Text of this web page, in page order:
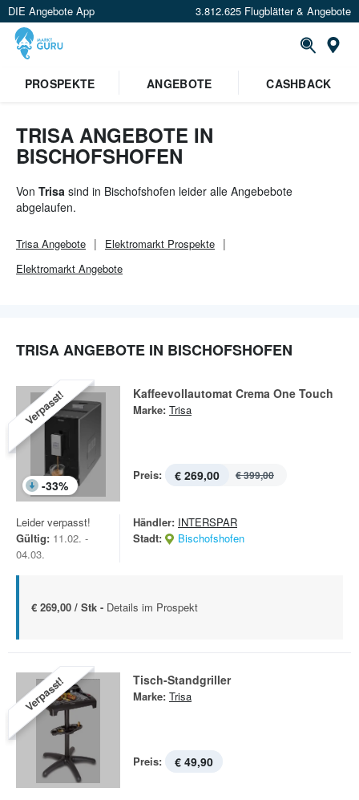
DIE Angebote App 3.812.625 Flugblätter & Angebote
PROSPEKTE
ANGEBOTE CASHBACK
TRISA ANGEBOTE IN
BISCHOFSHOFEN
Von Trisa sind in Bischofshofen leider alle Angebebote
abgelaufen.
Trisa Angebote Elektromarkt Prospekte
Elektromarkt Angebote
TRISA ANGEBOTE IN BISCHOFSHOFEN
Verpasst!
-33%
Kaffeevollautomat Crema One Touch
Marke: Trisa
Preis: € 269,00 € 399,00
Leider verpasst!
Gültig: 11.02. -
04.03.
Händler: INTERSPAR
Stadt:
Bischofshofen
€ 269,00 / Stk - Details im Prospekt
Verpasst! Tisch-Standgriller
Marke: Trisa
Preis: € 49,90